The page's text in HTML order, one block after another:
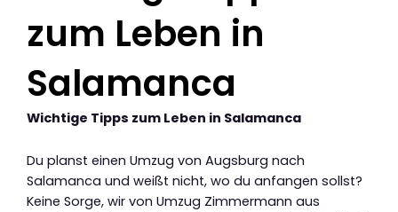
zum Leben in
Salamanca
Wichtige Tipps zum Leben in Salamanca
Du planst einen Umzug von Augsburg nach
Salamanca und weißt nicht, wo du anfangen sollst?
Keine Sorge, wir von Umzug Zimmermann aus